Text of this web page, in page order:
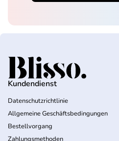
Startseite
Kundendienst
Datenschutzrichtlinie
Allgemeine Geschäftsbedingungen
Bestellvorgang
Zahlungsmethoden